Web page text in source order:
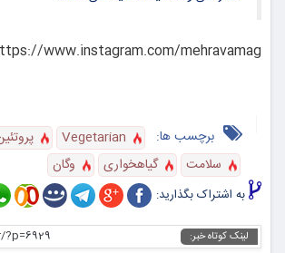
www.instagram.com/mehravamag/
برچسب ها: Vegetarian
سلامت
گیاهخواری وگان
به اشتراک بگذارید:
لینک کوتاه خبر: